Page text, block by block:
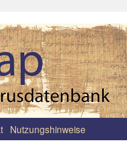
Nutzungshinweise